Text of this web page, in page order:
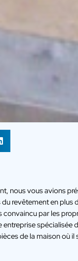
nous vous avions
revêtement en
convaincu par les
entreprise spécialisée
de la maison où